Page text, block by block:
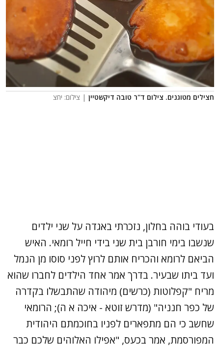
חצילים מטוגנים. צילום ד''ר טובה דיקשטיין | צילום: יחצ
בעודי בוהה בחלון, נזכרתי באגדה על שני ילדים
שנשבו בימי חורבן בית שני בידי חייל רומאי. האיש
הביאם לרומא והכריח אותם לרוץ לפני סוסו מן הנמל
ועד ביתו שבעיר. בדרך אמר אחד הילדים לחברו שהוא
מריח "קפלוטות (כרשים) מיהודה שהתבשלו בקדרה
של כפר חנניה" (מדרש זוטא - איכה א ה); הרומאי
שחשב כי הם מתפארים לפניו בחוכמתם היהודית
המפורסמת, אמר בכעס, "אפילו האלוהים שלכם כבר